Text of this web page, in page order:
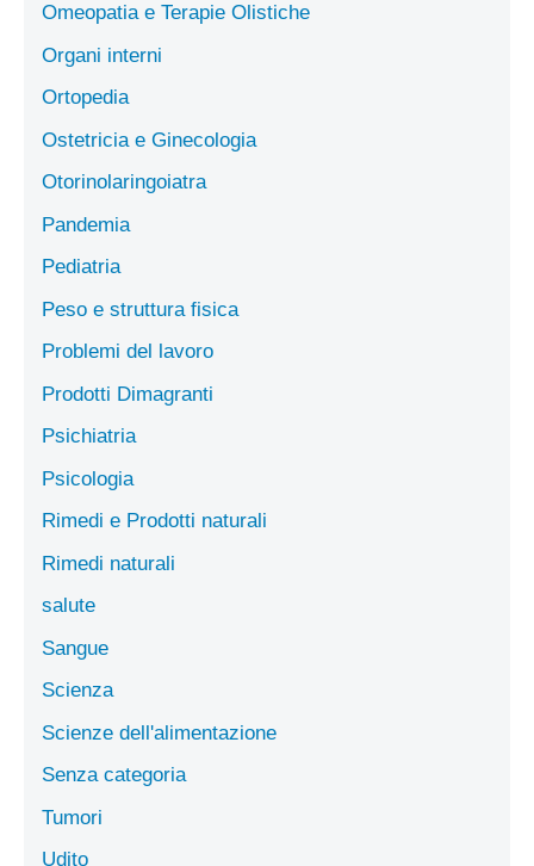
Omeopatia e Terapie Olistiche
Organi interni
Ortopedia
Ostetricia e Ginecologia
Otorinolaringoiatra
Pandemia
Pediatria
Peso e struttura fisica
Problemi del lavoro
Prodotti Dimagranti
Psichiatria
Psicologia
Rimedi e Prodotti naturali
Rimedi naturali
salute
Sangue
Scienza
Scienze dell'alimentazione
Senza categoria
Tumori
Udito